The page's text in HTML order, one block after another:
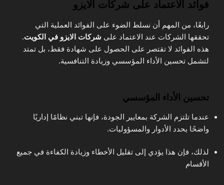
فوائد الاعتماد على شركات الايزو
رابعًا، من المهم أن نسلط الضوء على الفوائد العملية التي
تحققها الشركات عند الاعتماد على شركات الايزو في الكويت.
هذه الفوائد لا تقتصر على الحصول على شهادة فقط، بل تمتد
لتشمل تحسين الأداء المؤسسي وزيادة التنافسية.
تحسين الأداء المؤسسي
عندما تلتزم الشركة بمعايير الجودة، فإنها تبني نظامًا إداريًا
واضحًا يحدد الأدوار والمسؤوليات.
لذلك، فإن هذا يؤدي إلى تقليل الأخطاء وزيادة الكفاءة في جميع
الأقسام